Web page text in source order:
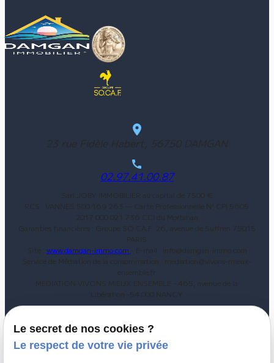
23 rue Fidèle Habert, 56750 DAMGAN
02.97.41.00.87
Sarl JOBY IMMOBILIER au capital de 7500 €
RCS : VANNES 500 169 263 –- Carte Professionnelle N° CPI 5605
2017 000 021 736 CCI du Morbihan
Garanties financières : Groupe SO.CA.F. 26, avenue de Suffren 75015
PARIS
Site : www.damgan-immo.com
- E-mail : info@damgan-immo.com
Service de Médiation de la consommation : mediation@vivons-mieux-
ensemble.fr
MEDIATION VIVONS MIEUX ENSEMBLE - 465, avenue de la
Libération -54 000 NANCY
Inscription à la newsletter
Le secret de nos cookies ?
Le respect de votre vie privée